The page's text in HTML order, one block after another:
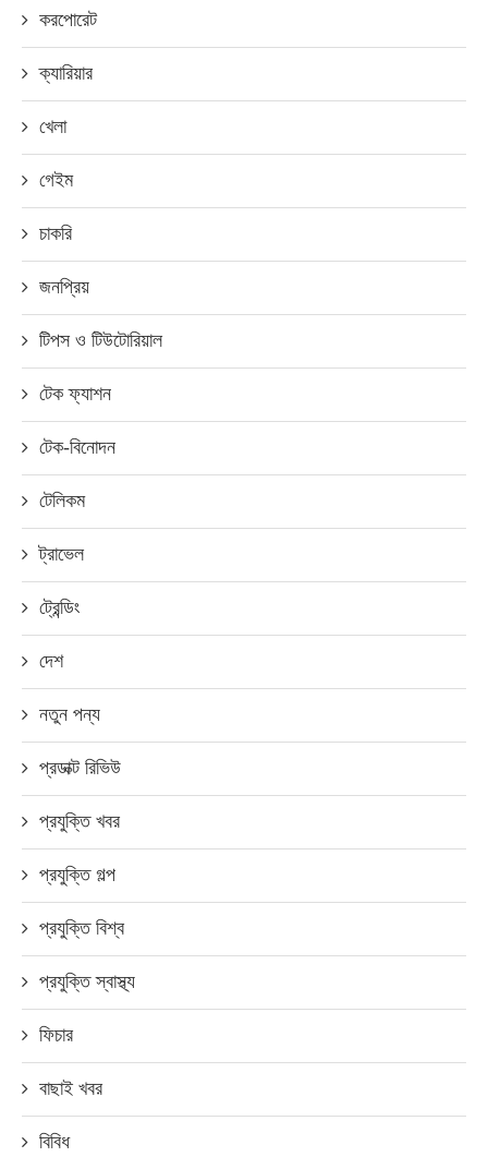
করপোরেট
ক্যারিয়ার
খেলা
গেইম
চাকরি
জনপ্রিয়
টিপস ও টিউটোরিয়াল
টেক ফ্যাশন
টেক-বিনোদন
টেলিকম
ট্রাভেল
ট্রেন্ডিং
দেশ
নতুন পন্য
প্রডাক্ট রিভিউ
প্রযুক্তি খবর
প্রযুক্তি গল্প
প্রযুক্তি বিশ্ব
প্রযুক্তি স্বাস্থ্য
ফিচার
বাছাই খবর
বিবিধ